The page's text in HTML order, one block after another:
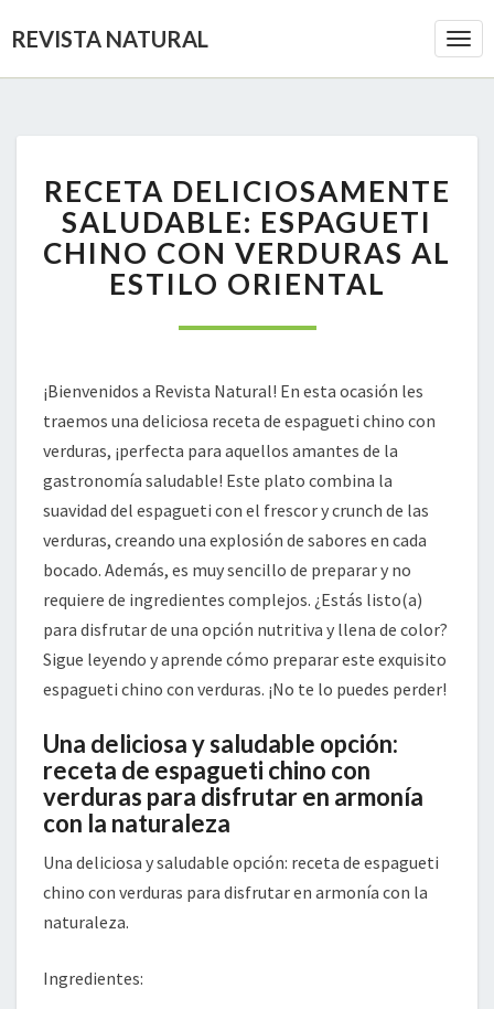
REVISTA NATURAL
DELICIOSAMENTE
SALUDABLE:
ESPAGUETI
CHINO
CON
AL
ORIENTAL
RECETA DELICIOSAMENTE
SALUDABLE: ESPAGUETI
CHINO CON VERDURAS AL
ESTILO ORIENTAL
¡Bienvenidos a Revista Natural! En esta ocasión les
traemos una deliciosa receta de espagueti chino con
verduras, ¡perfecta para aquellos amantes de la
gastronomía saludable! Este plato combina la
suavidad del espagueti con el frescor y crunch de las
verduras, creando una explosión de sabores en cada
bocado. Además, es muy sencillo de preparar y no
requiere de ingredientes complejos. ¿Estás listo(a)
para disfrutar de una opción nutritiva y llena de color?
Sigue leyendo y aprende cómo preparar este exquisito
espagueti chino con verduras. ¡No te lo puedes perder!
Una deliciosa y saludable opción:
receta de espagueti chino con
verduras para disfrutar en armonía
con la naturaleza
Una deliciosa y saludable opción: receta de espagueti
chino con verduras para disfrutar en armonía con la
naturaleza.
Ingredientes: